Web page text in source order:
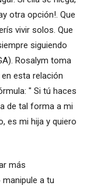
otra opción!. Que
vivir solos. Que
siguiendo
Rosalym toma
esta relación
" Si tú haces
de tal forma a mi
es mi hija y quiero
más
a tu